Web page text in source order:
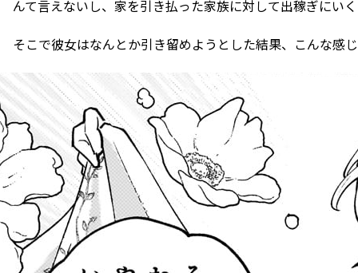
んて言えないし、家を引き払った家族に対して出稼ぎに
そこで彼女はなんとか引き留めようとした結果、こんな感